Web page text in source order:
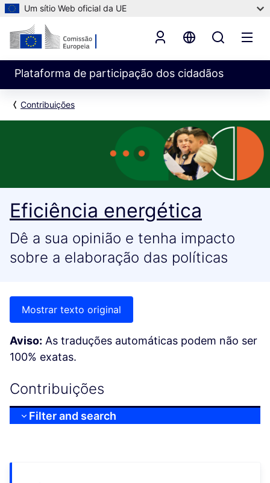
Um sítio Web oficial da UE
Plataforma de participação dos cidadãos
Contribuições
Eficiência energética
Dê a sua opinião e tenha impacto
sobre a elaboração das políticas
Mostrar texto original
Aviso: As traduções automáticas podem não ser
100% exatas.
Contribuições
Filter and search